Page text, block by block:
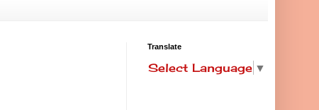
Translate
Select Language ▼